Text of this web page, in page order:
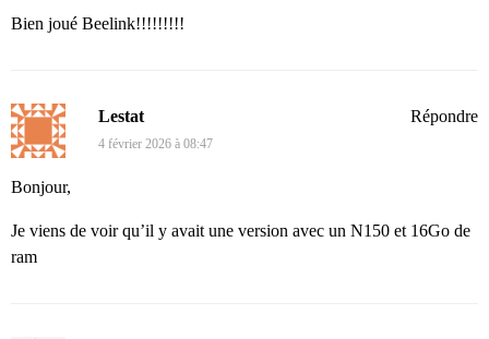
Bien joué Beelink!!!!!!!!!
Lestat
4 février 2026 à 08:47
Bonjour,
Je viens de voir qu’il y avait une version avec un N150 et 16Go de
ram
Répondre